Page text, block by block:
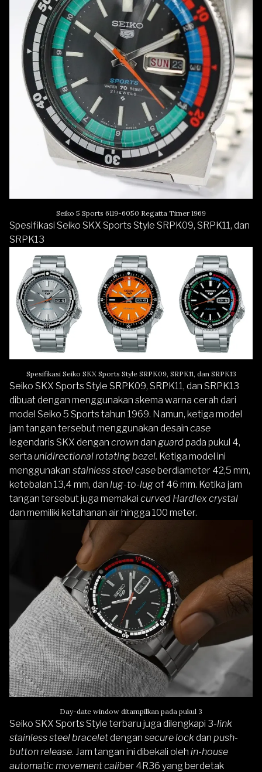
Seiko 5 Sports 6119-6050 Regatta Timer 1969
Spesifikasi Seiko SKX Sports Style SRPK09, SRPK11, dan
SRPK13
Spesifikasi Seiko SKX Sports Style SRPK09, SRPK11, dan SRPK13
Seiko SKX Sports Style SRPK09, SRPK11, dan SRPK13
dibuat dengan menggunakan skema warna cerah dari
model Seiko 5 Sports tahun 1969. Namun, ketiga model
jam tangan tersebut menggunakan desain case
legendaris SKX dengan crowndan guardpada pukul 4,
serta unidirectional rotating bezel. Ketiga model ini
menggunakan stainless steel caseberdiameter 42,5 mm,
ketebalan 13,4 mm, dan lug-to-lugof 46 mm. Ketika jam
tangan tersebut juga memakai curved Hardlex crystal
dan memiliki ketahanan air hingga 100 meter.
Day-date window ditampilkan pada pukul 3
Seiko SKX Sports Style terbaru juga dilengkapi 3-link
stainless steel braceletdengan secure lockdan push-
button release. Jam tangan ini dibekali oleh in-house
automatic movement caliber 4R36 yang berdetak